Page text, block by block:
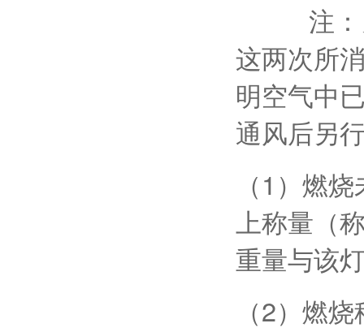
注：另
这两次所
明空气中
通风后另
（1）燃
上称量（
重量与该
（2）燃